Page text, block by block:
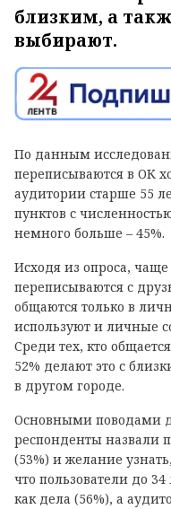
близким, а
выбирают.
По данным
переписываются в ОК
аудитории старше 55
пунктов с
немного больше – 45%.
Исходя из опроса, чаще
переписываются с
общаются только в
используют и личные
Среди тех, кто
52% делают это с
в другом городе.
Основными поводами
респонденты назвали
(53%) и желание
что пользователи до
как дела (56%), а